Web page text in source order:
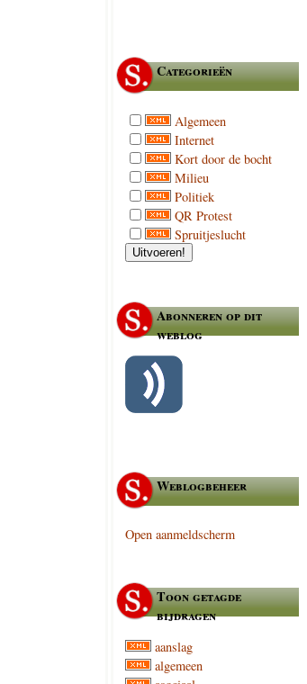
Categorieën
Algemeen
Internet
Kort door de bocht
Milieu
Politiek
QR Protest
Spruitjeslucht
Abonneren op dit
weblog
Weblogbeheer
Open aanmeldscherm
Toon getagde
bijdragen
aanslag
algemeen